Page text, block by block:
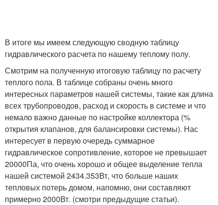
В итоге мы имеем следующую сводную таблицу
гидравлического расчета по нашему теплому полу.
Смотрим на полученную итоговую таблицу по расчету
теплого пола. В таблице собраны очень много
интересных параметров нашей системы, такие как длина
всех трубопроводов, расход и скорость в системе и что
немало важно данные по настройке коллектора (%
открытия клапанов, для балансировки системы). Нас
интересует в первую очередь суммарное
гидравлическое сопротивление, которое не превышает
20000Па, что очень хорошо и общее выделение тепла
нашей системой 2434.353Вт, что больше наших
тепловых потерь домом, напомню, они составляют
примерно 2000Вт. (смотри предыдущие статьи).